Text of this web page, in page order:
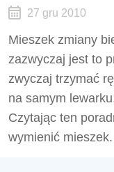
27 gru 2010
Mieszek zmiany
zazwyczaj jest to
zwyczaj trzymać
na samym
Czytając ten
wymienić mieszek.